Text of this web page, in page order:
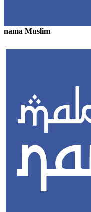
nama Muslim